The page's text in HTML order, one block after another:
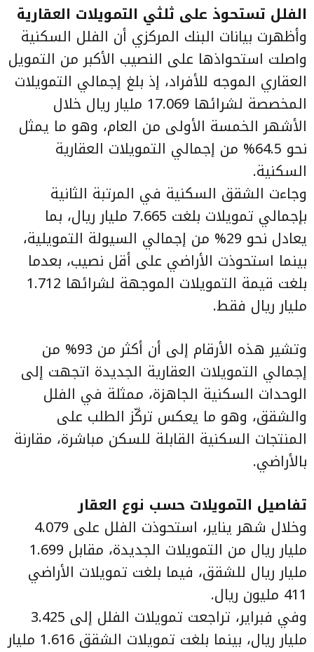
الفلل تستحوذ على ثلثي التمويلات العقارية
وأظهرت بيانات البنك المركزي أن الفلل السكنية
واصلت استحواذها على النصيب الأكبر من التمويل
العقاري الموجه للأفراد، إذ بلغ إجمالي التمويلات
المخصصة لشرائها 17.069 مليار ريال خلال
الأشهر الخمسة الأولى من العام، وهو ما يمثل
نحو 64.5% من إجمالي التمويلات العقارية
السكنية.
وجاءت الشقق السكنية في المرتبة الثانية
بإجمالي تمويلات بلغت 7.665 مليار ريال، بما
يعادل نحو 29% من إجمالي السيولة التمويلية،
بينما استحوذت الأراضي على أقل نصيب، بعدما
بلغت قيمة التمويلات الموجهة لشرائها 1.712
مليار ريال فقط.
وتشير هذه الأرقام إلى أن أكثر من 93% من
إجمالي التمويلات العقارية الجديدة اتجهت إلى
الوحدات السكنية الجاهزة، ممثلة في الفلل
والشقق، وهو ما يعكس تركّز الطلب على
المنتجات السكنية القابلة للسكن مباشرة، مقارنة
بالأراضي.
تفاصيل التمويلات حسب نوع العقار
وخلال شهر يناير، استحوذت الفلل على 4.079
مليار ريال من التمويلات الجديدة، مقابل 1.699
مليار ريال للشقق، فيما بلغت تمويلات الأراضي
411 مليون ريال.
وفي فبراير، تراجعت تمويلات الفلل إلى 3.425
مليار ريال، بينما بلغت تمويلات الشقق 1.616 مليار